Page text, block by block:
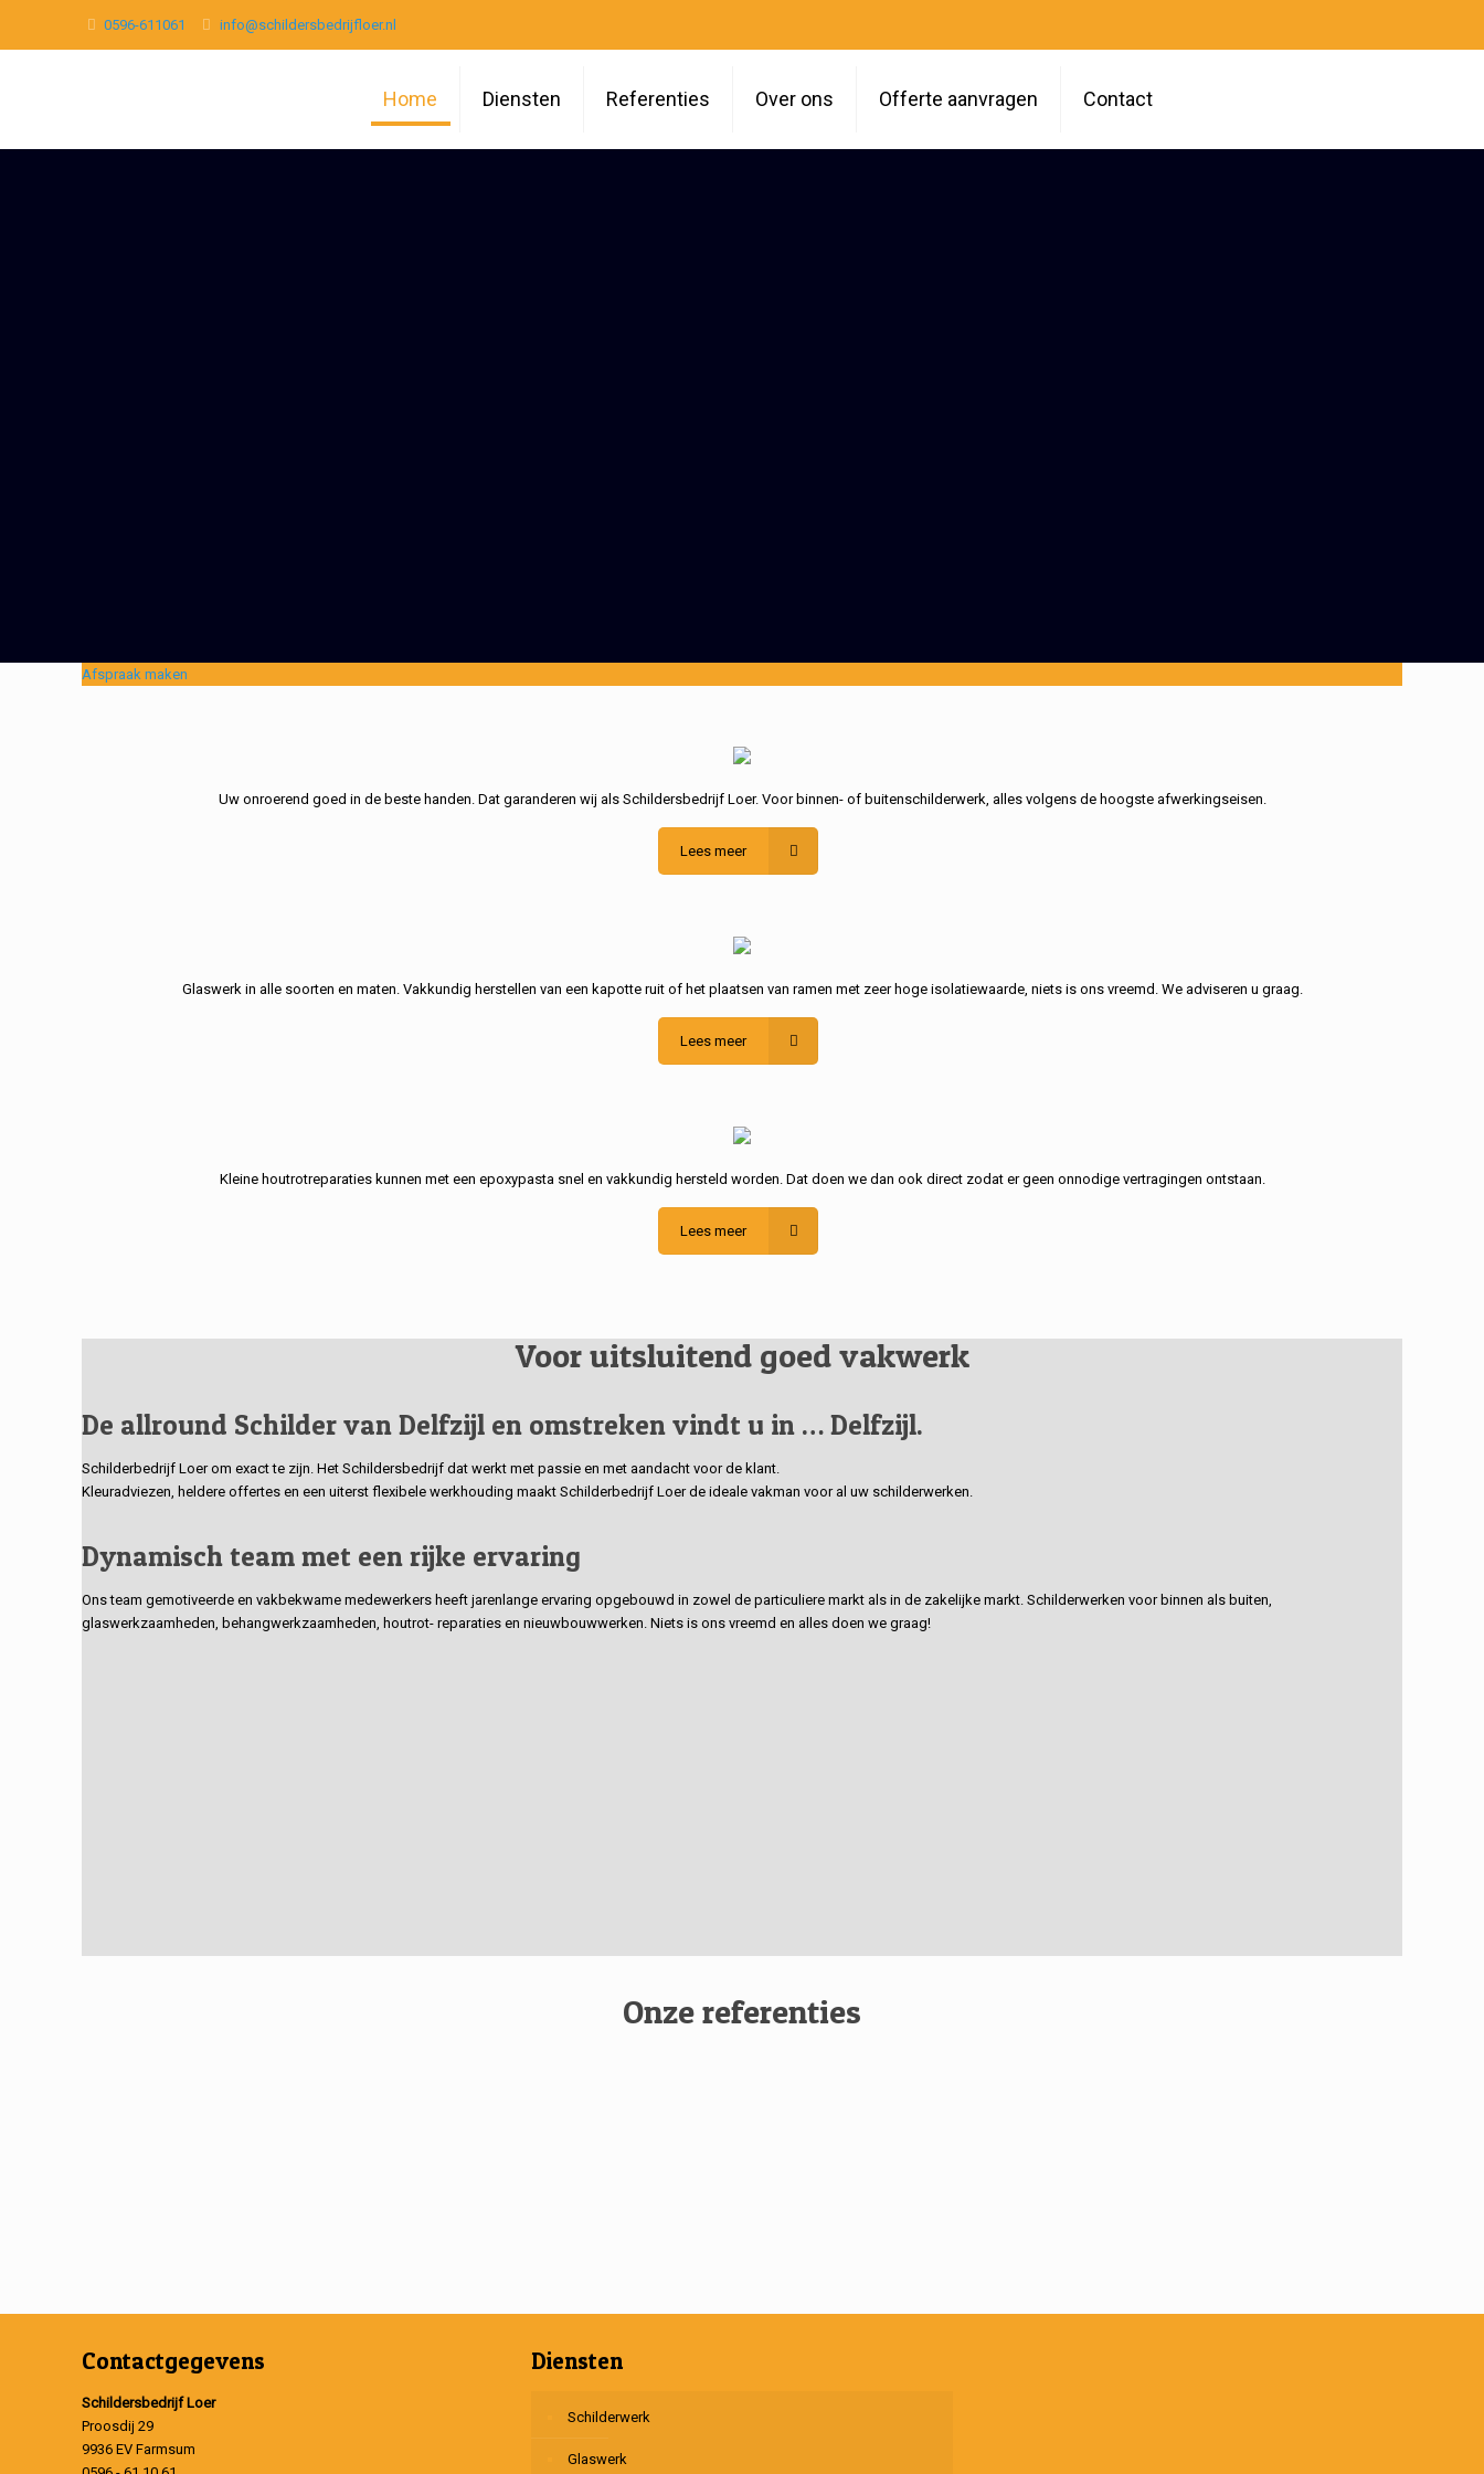
0596-611061 info@schildersbedrijfloer.nl
Home Diensten Referenties Over ons Offerte aanvragen Contact
Afspraak maken
Uw onroerend goed in de beste handen. Dat garanderen wij als Schildersbedrijf Loer. Voor binnen- of buitenschilderwerk, alles volgens de hoogste afwerkingseisen.
Lees meer
Glaswerk in alle soorten en maten. Vakkundig herstellen van een kapotte ruit of het plaatsen van ramen met zeer hoge isolatiewaarde, niets is ons vreemd. We adviseren u graag.
Lees meer
Kleine houtrotreparaties kunnen met een epoxypasta snel en vakkundig hersteld worden. Dat doen we dan ook direct zodat er geen onnodige vertragingen ontstaan.
Lees meer
Voor uitsluitend goed vakwerk
De allround Schilder van Delfzijl en omstreken vindt u in … Delfzijl.
Schilderbedrijf Loer om exact te zijn. Het Schildersbedrijf dat werkt met passie en met aandacht voor de klant.
Kleuradviezen, heldere offertes en een uiterst flexibele werkhouding maakt Schilderbedrijf Loer de ideale vakman voor al uw schilderwerken.
Dynamisch team met een rijke ervaring
Ons team gemotiveerde en vakbekwame medewerkers heeft jarenlange ervaring opgebouwd in zowel de particuliere markt als in de zakelijke markt. Schilderwerken voor binnen als buiten,
glaswerkzaamheden, behangwerkzaamheden, houtrot- reparaties en nieuwbouwwerken. Niets is ons vreemd en alles doen we graag!
Onze referenties
Contactgegevens
Schildersbedrijf Loer
Proosdij 29
9936 EV Farmsum
Diensten
Schilderwerk
Glaswerk